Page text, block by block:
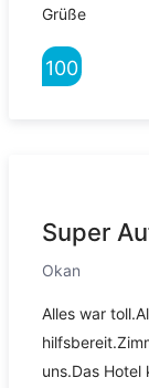
Grüße
100
Super
Okan
Alles war
uns.Das Hotel